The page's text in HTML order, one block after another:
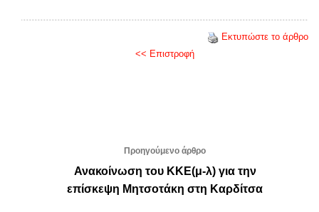
Εκτυπώστε το άρθρο
<< Επιστροφή
Προηγούμενο άρθρο
Ανακοίνωση του ΚΚΕ(μ-λ) για την
επίσκεψη Μητσοτάκη στη Καρδίτσα